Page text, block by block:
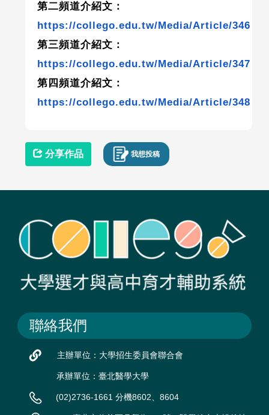
第二頻道介紹文：
https://collego.edu.tw/Media/Article/346
第三頻道介紹文：
https://collego.edu.tw/Media/Article/347
第四頻道介紹文：
https://collego.edu.tw/Media/Article/348
分享作品 我想投稿
聯絡我們
主辦單位：大學招生委員會聯合會
承辦單位：臺北醫學大學
(02)2736-1661 分機8602、8604